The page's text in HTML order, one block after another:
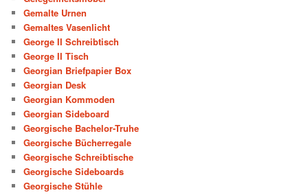
Gemalte Urnen
Gemaltes Vasenlicht
George II Schreibtisch
George II Tisch
Georgian Briefpapier Box
Georgian Desk
Georgian Kommoden
Georgian Sideboard
Georgische Bachelor-Truhe
Georgische Bücherregale
Georgische Schreibtische
Georgische Sideboards
Georgische Stühle